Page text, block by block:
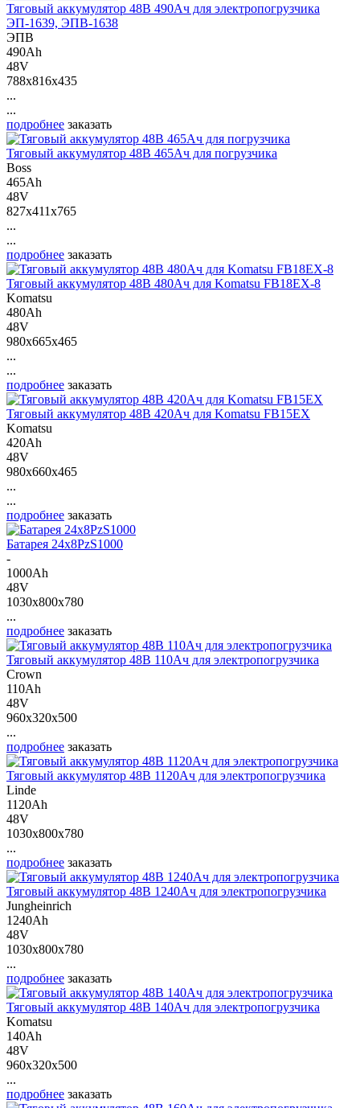
Тяговый аккумулятор 48В 490Ач для электропогрузчика
ЭП-1639, ЭПВ-1638
ЭПВ
490Ah
48V
788x816x435
...
...
подробнее заказать
Тяговый аккумулятор 48В 465Ач для погрузчика
Boss
465Ah
48V
827x411x765
...
...
подробнее заказать
Тяговый аккумулятор 48В 480Ач для Komatsu FB18EX-8
Komatsu
480Ah
48V
980x665x465
...
...
подробнее заказать
Тяговый аккумулятор 48В 420Ач для Komatsu FB15EX
Komatsu
420Ah
48V
980x660x465
...
...
подробнее заказать
Батарея 24х8PzS1000
-
1000Ah
48V
1030x800x780
...
подробнее заказать
Тяговый аккумулятор 48В 110Ач для электропогрузчика
Crown
110Ah
48V
960x320x500
...
подробнее заказать
Тяговый аккумулятор 48В 1120Ач для электропогрузчика
Linde
1120Ah
48V
1030x800x780
...
подробнее заказать
Тяговый аккумулятор 48В 1240Ач для электропогрузчика
Jungheinrich
1240Ah
48V
1030x800x780
...
подробнее заказать
Тяговый аккумулятор 48В 140Ач для электропогрузчика
Komatsu
140Ah
48V
960x320x500
...
подробнее заказать